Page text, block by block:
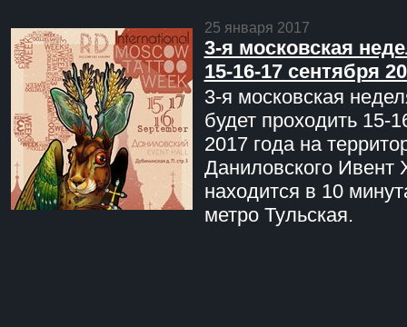
25 января 2017
3-я московская
15-16-17 сентября
3-я московская
будет проходить 15-
2017 года на
Даниловского Ивент
находится в 10
метро Тульская.